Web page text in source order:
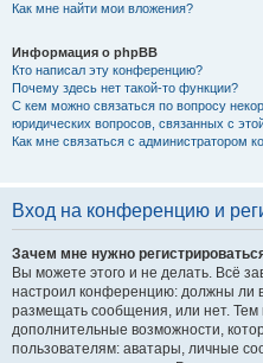
Как мне найти мои вложения?
Информация о phpBB
Кто написал эту конференцию?
Почему здесь нет такой-то функции?
С кем можно связаться по вопросу
юридических вопросов, связанных с
Как мне связаться с администратором
Вход на конференцию и
Зачем мне нужно
Вы можете этого и не делать. Всё
настроил конференцию: должны ли
размещать сообщения, или нет. Тем
дополнительные возможности,
пользователям: аватары, личные